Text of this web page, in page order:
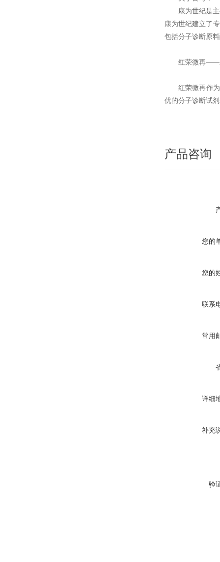
康为世纪是
康为世纪建立了
包括分子诊断原
红荣微再——
红荣微再作
优的分子诊断试
产品咨询
您的
您的
联系
常用
详细
补充
验